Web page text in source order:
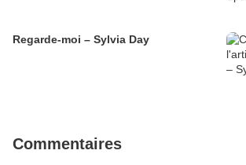
Regarde-moi – Sylvia Day
Commentaires